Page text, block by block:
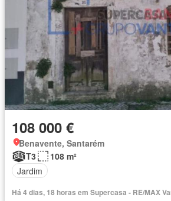
108 000 €
Benavente, Santarém
T3
108 m²
Jardim
Há 4 dias, 18 horas em Supercasa - RE/MAX